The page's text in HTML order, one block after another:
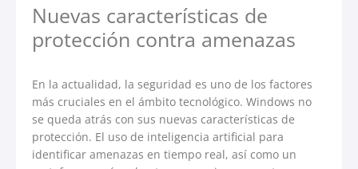
Nuevas características de
protección contra amenazas
En la actualidad, la seguridad es uno de los factores
más cruciales en el ámbito tecnológico. Windows no
se queda atrás con sus nuevas características de
protección. El uso de inteligencia artificial para
identificar amenazas en tiempo real, así como un